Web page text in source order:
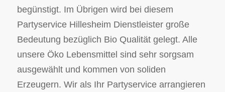
begünstigt. Im Übrigen wird bei diesem
Partyservice Hillesheim Dienstleister große
Bedeutung bezüglich Bio Qualität gelegt. Alle
unsere Öko Lebensmittel sind sehr sorgsam
ausgewählt und kommen von soliden
Erzeugern. Wir als Ihr Partyservice arrangieren